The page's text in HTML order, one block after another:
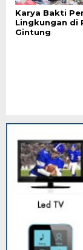
Karya Bakti
Lingkungan di
Gintung